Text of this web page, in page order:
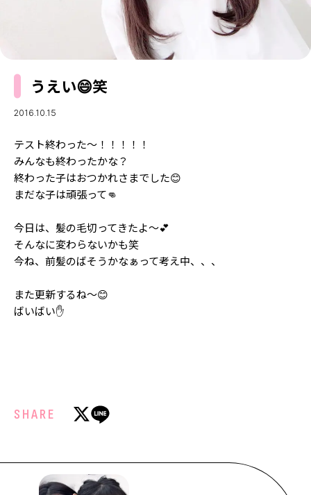
MODEL'S BLOG
TikTok
Instagram
YouTube
FORTUNE
ゲッターズ飯田
MISS SEVENTEEN
ミスセブンティーンニュース
MAGAZINE
バックナンバー
INFORMATION
Seventeenについて
新規会員登録・ログイン
うえい😄笑
2016.10.15
テスト終わった〜！！！！！
みんなも終わったかな？
終わった子はおつかれさまでした😊
まだな子は頑張って👊
今日は、髪の毛切ってきたよ〜💕
そんなに変わらないかも笑
今ね、前髪のばそうかなぁって考え中、、、
また更新するね〜😊
ばいばい✋
SHARE